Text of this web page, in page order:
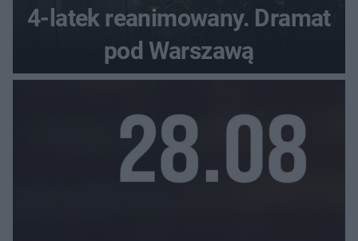
4-latek reanimowany. Dramat
pod Warszawą